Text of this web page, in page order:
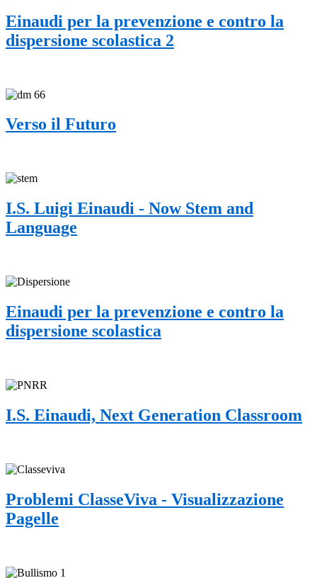
Einaudi per la prevenzione e contro la
dispersione scolastica 2
Verso il Futuro
I.S. Luigi Einaudi - Now Stem and
Language
Einaudi per la prevenzione e contro la
dispersione scolastica
I.S. Einaudi, Next Generation Classroom
Problemi ClasseViva - Visualizzazione
Pagelle